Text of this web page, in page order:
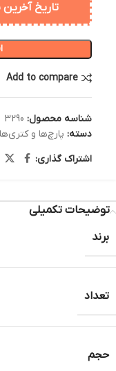
تاریخ آخرین
Add to compare
شناسه محصول: 3290
دسته: پارچ‌ها و
اشتراک گذاری:
توضیحات تکمیلی
برند
تعداد
حجم